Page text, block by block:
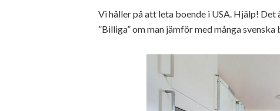
Vi håller på att leta boende i USA. Hjälp!
”Billiga” om man jämför med många